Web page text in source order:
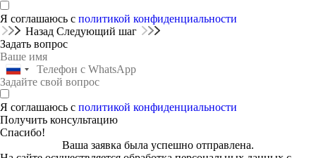
Я соглашаюсь с политикой конфиденциальности
Назад Следующий шаг
Задать вопрос
Я соглашаюсь с политикой конфиденциальности
Получить консультацию
Спасибо!
Ваша заявка была успешно отправлена.